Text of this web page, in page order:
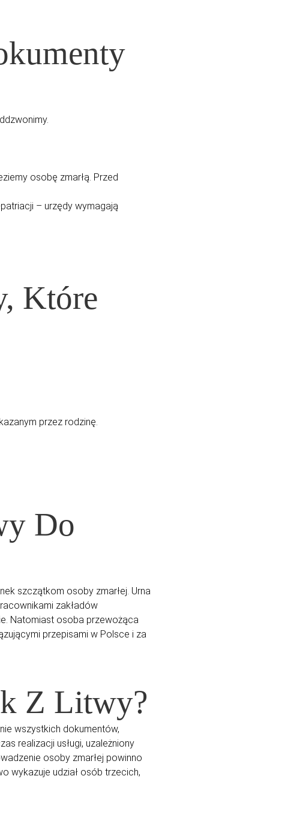
osobę zmarłą. Przed
– urzędy wymagają
Które
przez rodzinę.
Do
szczątkom osoby zmarłej. Urna
zakładów
Natomiast osoba przewożąca
przepisami w Polsce i za
Z Litwy?
wszystkich dokumentów,
realizacji usługi, uzależniony
osoby zmarłej powinno
wykazuje udział osób trzecich,